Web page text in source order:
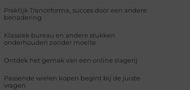
Praktijk Tranceforma, succes door een andere
benadering
Klassiek bureau en andere stukken
onderhouden zonder moeite
Ontdek het gemak van een online slagerij
Passende wielen kopen begint bij de juiste
vragen